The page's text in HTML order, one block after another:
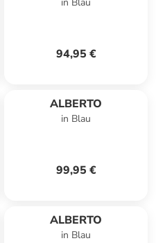
94,95 €
ALBERTO
in Blau
99,95 €
ALBERTO
in Blau